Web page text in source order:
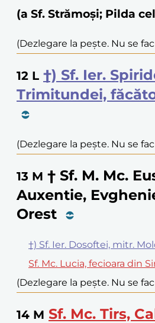
(a Sf. Strămoși; Pilda
(Dezlegare la pește. Nu se
12 L †) Sf. Ier.
Trimitundei,
(Dezlegare la pește. Nu se
13 M † Sf. M. Mc.
Auxentie,
Orest
†) Sf. Ier. Dosoftei, mitr.
Sf. Mc. Lucia, fecioara din
(Dezlegare la pește. Nu se
14 M Sf. Mc. Tirs,